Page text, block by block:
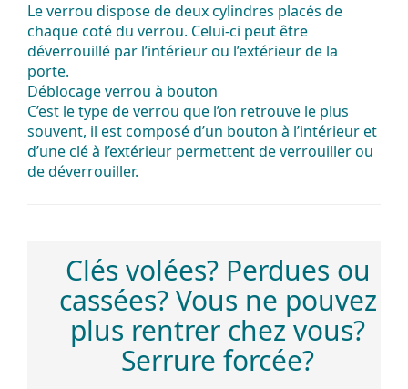
Le verrou dispose de deux cylindres placés de
chaque coté du verrou. Celui-ci peut être
déverrouillé par l’intérieur ou l’extérieur de la
porte.
Déblocage verrou à bouton
C’est le type de verrou que l’on retrouve le plus
souvent, il est composé d’un bouton à l’intérieur et
d’une clé à l’extérieur permettent de verrouiller ou
de déverrouiller.
Clés volées? Perdues ou
cassées? Vous ne pouvez
plus rentrer chez vous?
Serrure forcée?